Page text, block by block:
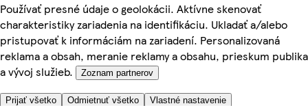
Používať presné údaje o geolokácii. Aktívne skenovať
charakteristiky zariadenia na identifikáciu. Ukladať a/alebo
pristupovať k informáciám na zariadení. Personalizovaná
reklama a obsah, meranie reklamy a obsahu, prieskum publika
a vývoj služieb.
Zoznam partnerov
Prijať všetko Odmietnuť všetko Vlastné nastavenie